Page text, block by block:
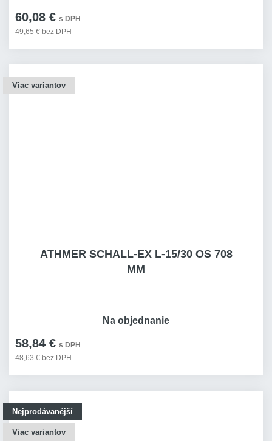
60,08 € s DPH
49,65 € bez DPH
Viac variantov
ATHMER SCHALL-EX L-15/30 OS 708
MM
58,84 € s DPH
48,63 € bez DPH
Na objednanie
Nejprodávanější
Viac variantov